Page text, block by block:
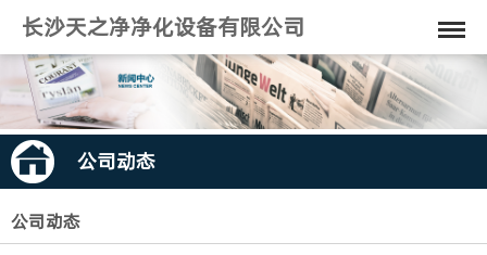
长沙天之净净化设备有限公司
公司动态
公司动态